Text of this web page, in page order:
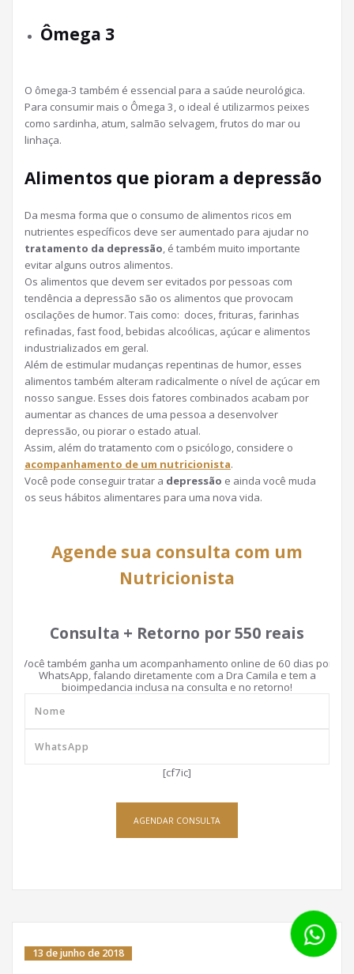
Ômega 3
O ômega-3 também é essencial para a saúde neurológica.
Para consumir mais o Ômega 3, o ideal é utilizarmos peixes
como sardinha, atum, salmão selvagem, frutos do mar ou
linhaça.
Alimentos que pioram a depressão
Da mesma forma que o consumo de alimentos ricos em
nutrientes específicos deve ser aumentado para ajudar no
tratamento da depressão, é também muito importante
evitar alguns outros alimentos.
Os alimentos que devem ser evitados por pessoas com
tendência a depressão são os alimentos que provocam
oscilações de humor. Tais como: doces, frituras, farinhas
refinadas, fast food, bebidas alcoólicas, açúcar e alimentos
industrializados em geral.
Além de estimular mudanças repentinas de humor, esses
alimentos também alteram radicalmente o nível de açúcar em
nosso sangue. Esses dois fatores combinados acabam por
aumentar as chances de uma pessoa a desenvolver
depressão, ou piorar o estado atual.
Assim, além do tratamento com o psicólogo, considere o
acompanhamento de um nutricionista.
Você pode conseguir tratar a depressão e ainda você muda
os seus hábitos alimentares para uma nova vida.
Agende sua consulta com um
Nutricionista
Consulta + Retorno por 550 reais
Você também ganha um acompanhamento online de 60 dias por
WhatsApp, falando diretamente com a Dra Camila e tem a
bioimpedancia inclusa na consulta e no retorno!
[cf7ic]
AGENDAR CONSULTA
13 de junho de 2018